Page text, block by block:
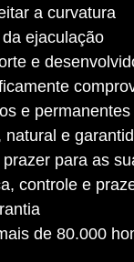
a curvatura
ejaculação
e
e permanentes
natural e
para as
controle e
de 80.000